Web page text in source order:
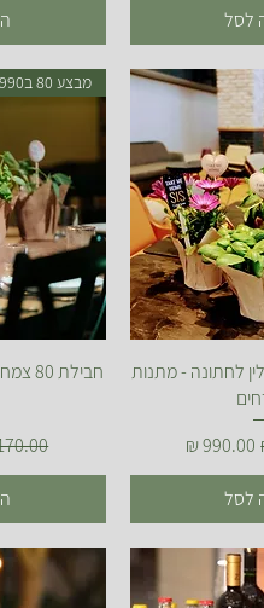
לסל
תבלין לחתונה - מתנות
מחיר מבצע
לסל
מבצע 80 ב990
מחיר‏1,170.00 ‏₪